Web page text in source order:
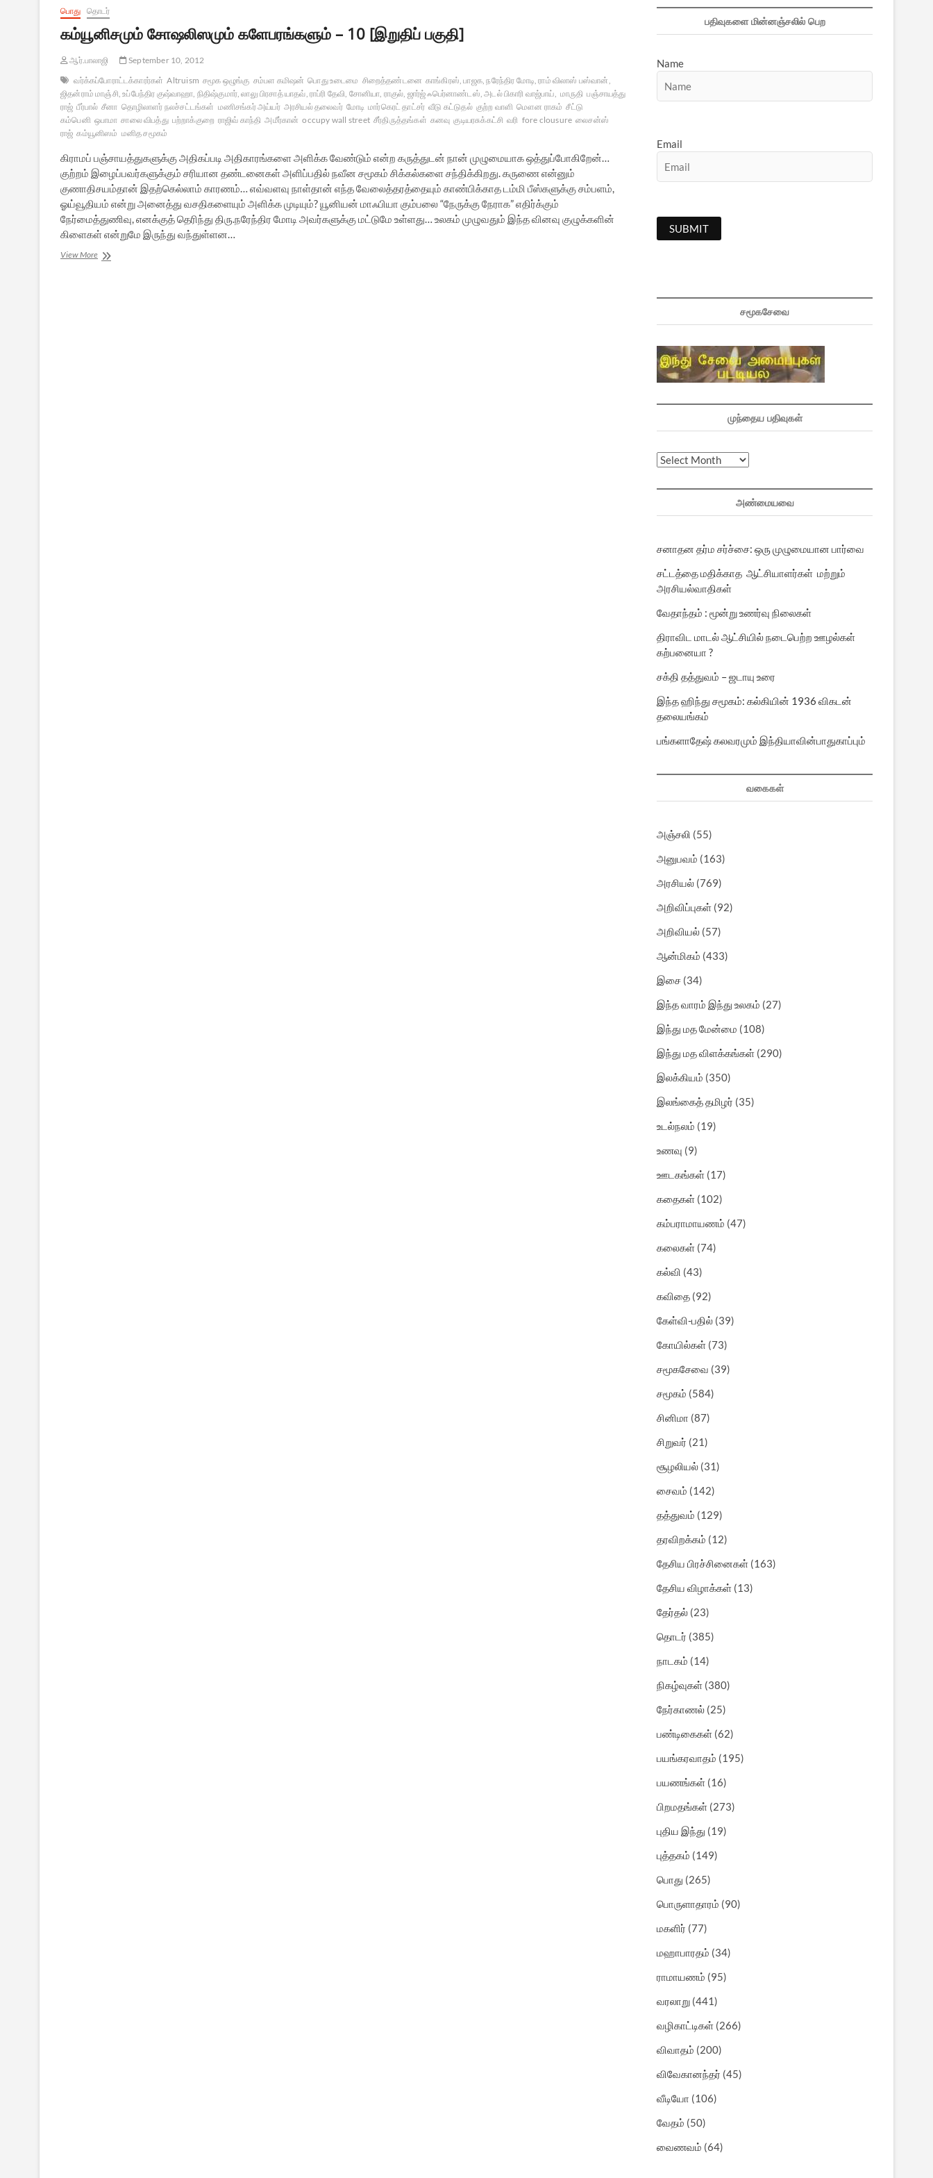
பொது தொடர்
கம்யூனிசமும் சோஷலிஸமும் களேபரங்களும் – 10 [இறுதிப் பகுதி]
ஆர்.பாலாஜி
September 10, 2012
வர்க்கப்போராட்டக்காரர்கள் Altruism சமூக ஒழுங்கு சம்பள கமிஷன் பொது உடைமை சிறைத்தண்டனை காங்கிரஸ், பாஜக, நரேந்திர மோடி, ராம் விலாஸ் பஸ்வான்,
ஜிதன்ராம் மாஞ்சி, உப்பேந்திர குஷ்வாஹா, நிதிஷ்குமார், லாலு பிரசாத் யாதவ், ராப்ரி தேவி, சோனியா, ராகுல், ஜார்ஜ் ஃபெர்னாண்டஸ், அடல் பிகாரி வாஜ்பாய், மாருதி பஞ்சாயத்து
ராஜ் பீர்பால் சீனா தொழிலாளர் நலச்சட்டங்கள் மணிசங்கர் அய்யர் அரசியல் தலைவர் மோடி மார்கெரட் தாட்சர் வீடு கட்டுதல் குற்ற வாளி மெளன ராகம் சீட்டு
கம்பெனி ஒபாமா சாலை விபத்து பற்றாக்குறை ராஜிவ் காந்தி அமீர்கான் occupy wall street சீர்திருத்தங்கள் கனவு குடியரசுக்கட்சி வரி fore clousure லைசன்ஸ்
ராஜ் கம்யூனிஸம் மனித சமூகம்
கிராமப் பஞ்சாயத்துகளுக்கு அதிகப்படி அதிகாரங்களை அளிக்க வேண்டும் என்ற கருத்துடன் நான் முழுமையாக ஒத்துப்போகிறேன்…
குற்றம் இழைப்பவர்களுக்கும் சரியான தண்டனைகள் அளிப்பதில் நவீன சமூகம் சிக்கல்களை சந்திக்கிறது. கருணை என்னும்
குணாதிசயம்தான் இதற்கெல்லாம் காரணம்… எவ்வளவு நாள்தான் எந்த வேலைத்தரத்தையும் காண்பிக்காத டம்மி பீஸ்களுக்கு சம்பளம்,
ஓய்வூதியம் என்று அனைத்து வசதிகளையும் அளிக்க முடியும்? யூனியன் மாஃபியா கும்பலை “நேருக்கு நேராக” எதிர்க்கும்
நேர்மைத்துணிவு, எனக்குத் தெரிந்து திரு.நரேந்திர மோடி அவர்களுக்கு மட்டுமே உள்ளது… உலகம் முழுவதும் இந்த வினவு குழுக்களின்
கிளைகள் என்றுமே இருந்து வந்துள்ளன…
View Moreகம்யூனிசமும்
பதிவுகளை மின்னஞ்சலில் பெற
Name
Email
சமூகசேவை
முந்தைய பதிவுகள்
முந்தைய
அண்மையவை
சனாதன தர்ம சர்ச்சை: ஒரு முழுமையான பார்வை
சட்டத்தை மதிக்காத ஆட்சியாளர்கள் மற்றும்
அரசியல்வாதிகள்
வேதாந்தம் : மூன்று உணர்வு நிலைகள்
திராவிட மாடல் ஆட்சியில் நடைபெற்ற ஊழல்கள்
கற்பனையா ?
சக்தி தத்துவம் – ஜடாயு உரை
இந்த ஹிந்து சமூகம்: கல்கியின் 1936 விகடன்
தலையங்கம்
பங்களாதேஷ் கலவரமும் இந்தியாவின்பாதுகாப்பும்
வகைகள்
அஞ்சலி (55)
அனுபவம் (163)
அரசியல் (769)
அறிவிப்புகள் (92)
அறிவியல் (57)
ஆன்மிகம் (433)
இசை (34)
இந்த வாரம் இந்து உலகம் (27)
இந்து மத மேன்மை (108)
இந்து மத விளக்கங்கள் (290)
இலக்கியம் (350)
இலங்கைத் தமிழர் (35)
உடல்நலம் (19)
உணவு (9)
ஊடகங்கள் (17)
கதைகள் (102)
கம்பராமாயணம் (47)
கலைகள் (74)
கல்வி (43)
கவிதை (92)
கேள்வி-பதில் (39)
கோயில்கள் (73)
சமூகசேவை (39)
சமூகம் (584)
சினிமா (87)
சிறுவர் (21)
சூழலியல் (31)
சைவம் (142)
தத்துவம் (129)
தரவிறக்கம் (12)
தேசிய பிரச்சினைகள் (163)
தேசிய விழாக்கள் (13)
தேர்தல் (23)
தொடர் (385)
நாடகம் (14)
நிகழ்வுகள் (380)
நேர்காணல் (25)
பண்டிகைகள் (62)
பயங்கரவாதம் (195)
பயணங்கள் (16)
பிறமதங்கள் (273)
புதிய இந்து (19)
புத்தகம் (149)
பொது (265)
பொருளாதாரம் (90)
மகளிர் (77)
மஹாபாரதம் (34)
ராமாயணம் (95)
வரலாறு (441)
வழிகாட்டிகள் (266)
விவாதம் (200)
விவேகானந்தர் (45)
வீடியோ (106)
வேதம் (50)
வைணவம் (64)